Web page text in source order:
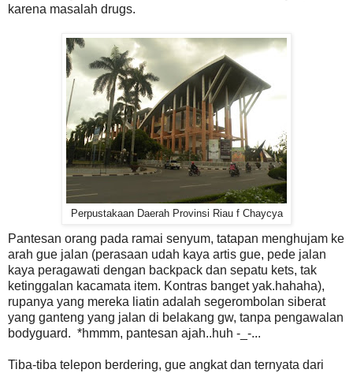
karena masalah drugs.
Perpustakaan Daerah Provinsi Riau f Chaycya
Pantesan orang pada ramai senyum, tatapan menghujam ke
arah gue jalan (perasaan udah kaya artis gue, pede jalan
kaya peragawati dengan backpack dan sepatu kets, tak
ketinggalan kacamata item. Kontras banget yak.hahaha),
rupanya yang mereka liatin adalah segerombolan siberat
yang ganteng yang jalan di belakang gw, tanpa pengawalan
bodyguard. *hmmm, pantesan ajah..huh -_-...
Tiba-tiba telepon berdering, gue angkat dan ternyata dari